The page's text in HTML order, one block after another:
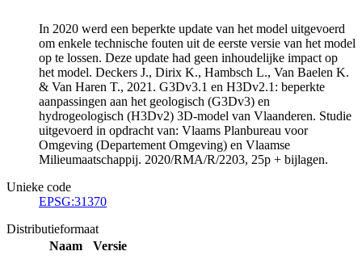
In 2020 werd een beperkte update van het model uitgevoerd
om enkele technische fouten uit de eerste versie van het model
op te lossen. Deze update had geen inhoudelijke impact op
het model. Deckers J., Dirix K., Hambsch L., Van Baelen K.
& Van Haren T., 2021. G3Dv3.1 en H3Dv2.1: beperkte
aanpassingen aan het geologisch (G3Dv3) en
hydrogeologisch (H3Dv2) 3D-model van Vlaanderen. Studie
uitgevoerd in opdracht van: Vlaams Planbureau voor
Omgeving (Departement Omgeving) en Vlaamse
Milieumaatschappij. 2020/RMA/R/2203, 25p + bijlagen.
Unieke code
EPSG:31370
Distributieformaat
Naam
Versie